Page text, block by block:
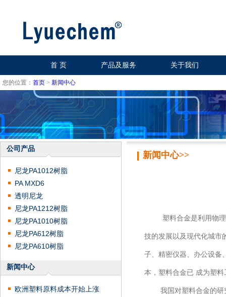
首 页 产品及服务 关于我们
您的位置： 首页 > 新闻中心
公司产品
尼龙PA1012树脂
PA MXD6
透明尼龙
尼龙PA1212树脂
尼龙PA1010树脂
尼龙PA612树脂
尼龙PA610树脂
新闻中心
欧洲塑料原料成本开始上涨
新闻中心>>
塑料合金是利用物理共
技的发展以及现代化城市
子、精密仪器、办公设备
本，塑料合金已 成为塑
我国对塑料合金的研究